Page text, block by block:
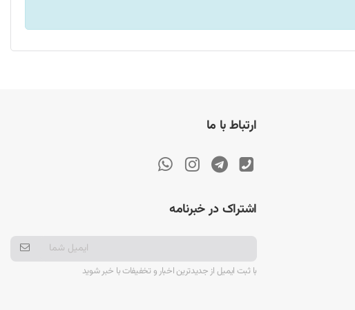
ارتباط با ما
اشتراک در خبرنامه
با ثبت ایمیل از جدیدترین اخبار و تخفیفات با خبر شوید